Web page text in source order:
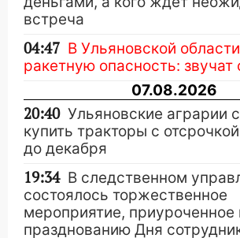
встреча
04:47 В Ульяновской
ракетную опасность: звучат
07.08.2026
20:40 Ульяновские аграрии
купить тракторы с
до декабря
19:34 В следственном
состоялось торжественное
мероприятие, приуроченное
празднованию Дня